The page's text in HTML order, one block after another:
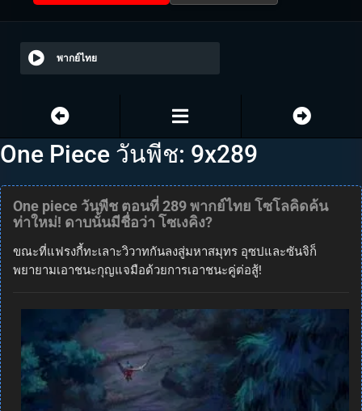
พากย์ไทย
One Piece วันพีช: 9x289
One piece วันพีช ตอนที่ 289 พากย์ไทย โซโลคิดค้น
ท่าใหม่! ดาบนั้นมีชื่อว่า โซเงคิง?
ขณะที่แฟรงกี้ทะเลาะวิวาทกันลงสู่มหาสมุทร อุซปและซันจิก็
พยายามเอาชนะกุญแจมือด้วยการเอาชนะคู่ต่อสู้!